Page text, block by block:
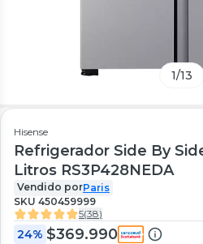
1/13
Hisense
Refrigerador Side By
Litros RS3P428NEDA
Vendido porParis
SKU 450459999
5(38)
24% $369.990